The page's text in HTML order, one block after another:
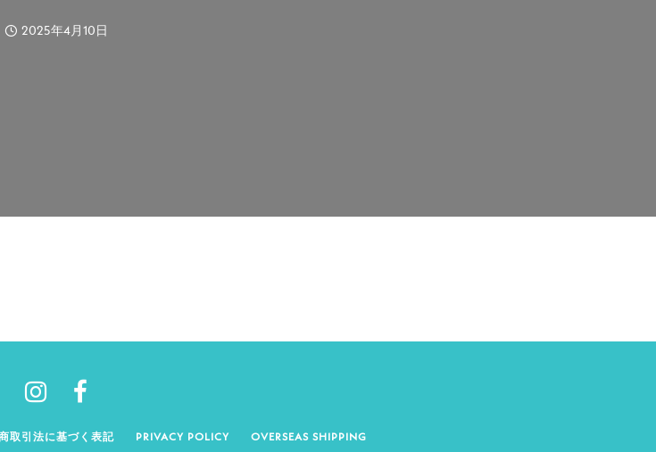
2025年4月10日
取引法に基づく表記 PRIVACY POLICY OVERSEAS SHIPPING